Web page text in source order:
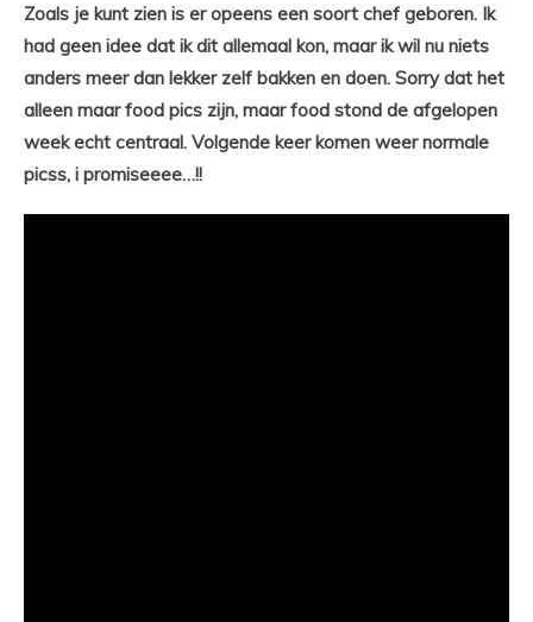
Zoals je kunt zien is er opeens een soort chef geboren. Ik
had geen idee dat ik dit allemaal kon, maar ik wil nu niets
anders meer dan lekker zelf bakken en doen. Sorry dat het
alleen maar food pics zijn, maar food stond de afgelopen
week echt centraal. Volgende keer komen weer normale
picss, i promiseeee…!!